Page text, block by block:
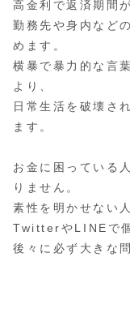
高金利で返済期間
勤務先や身内など
めます。
横暴で暴力的な言
より、
日常生活を破壊さ
ます。
お金に困っている
りません。
素性を明かせない
TwitterやLINEで個
後々に必ず大きな